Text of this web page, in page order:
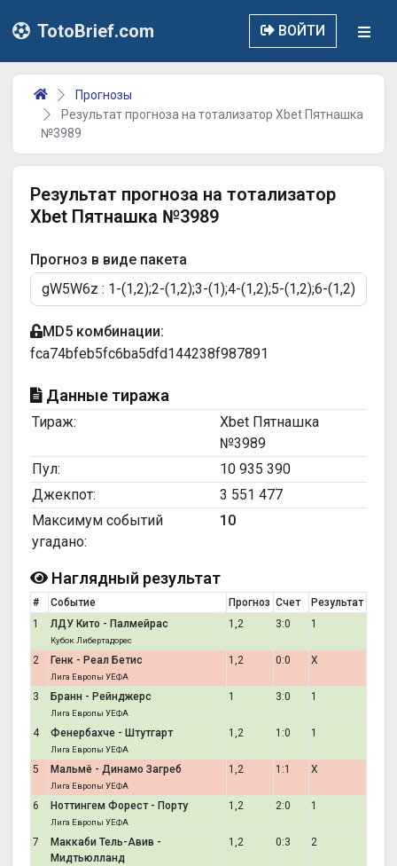
TotoBrief.com ВОЙТИ
Прогнозы
Результат прогноза на тотализатор Xbet Пятнашка
№3989
Результат прогноза на тотализатор
Xbet Пятнашка №3989
Прогноз в виде пакета
MD5 комбинации:
fca74bfeb5fc6ba5dfd144238f987891
Данные тиража
Тираж:
Xbet Пятнашка
№3989
Пул:
10 935 390
Джекпот:
3 551 477
Максимум событий
угадано:
10
Наглядный результат
# Событие Прогноз Счет
Результат
1
ЛДУ Кито - Палмейрас
Кубок Либертадорес
1,2 3:0 1
2 Генк - Реал Бетис
Лига Европы УЕФА
1,2 0:0 X
3 Бранн - Рейнджерс
Лига Европы УЕФА
1 3:0 1
4 Фенербахче - Штутгарт
Лига Европы УЕФА
1,2 1:0 1
5 Мальмё - Динамо Загреб
Лига Европы УЕФА
1,2 1:1 X
6 Ноттингем Форест - Порту
Лига Европы УЕФА
1,2 2:0 1
7
Маккаби Тель-Авив -
Мидтьюлланд
1,2 0:3 2